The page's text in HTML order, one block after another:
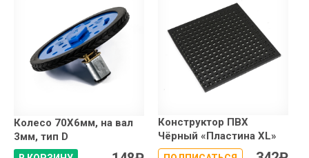
Колесо 70X6мм, на вал
3мм, тип D
Конструктор ПВХ
Чёрный «Пластина XL»